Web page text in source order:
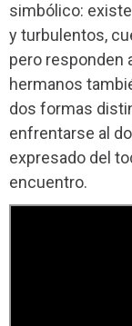
simbólico:
y turbulentos,
pero responden
hermanos
dos formas
enfrentarse al
expresado del
encuentro.